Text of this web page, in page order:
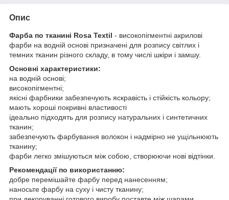
Опис
Фарба по тканині Rosa Textil - високопігментні акрилові
фарби на водній основі призначені для розпису світлих і
темних тканин різного складу, в тому числі шкіри і замшу.
Основні характеристики:
на водній основі;
високопігментні;
якісні фарбники забезпечують яскравість і стійкість кольору;
мають хороші покривні властивості
ідеально підходять для розпису натуральних і синтетичних
тканин;
забезпечують фарбування волокон і надмірно не ущільнюють
тканину;
фарби легко змішуються між собою, створюючи нові відтінки.
Рекомендації по використанню:
добре перемішайте фарбу перед нанесенням;
наносьте фарбу на суху і чисту тканину;